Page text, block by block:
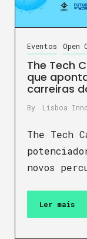
Eventos Open
The Tech
que
carreiras
By Lisboa
The Tech
novos
Ler mais